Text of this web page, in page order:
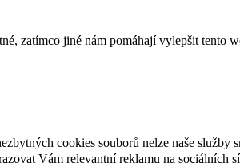
zatímco jiné nám pomáhají vylepšit tento
cookies souborů nelze naše služby
Vám relevantní reklamu na sociálních